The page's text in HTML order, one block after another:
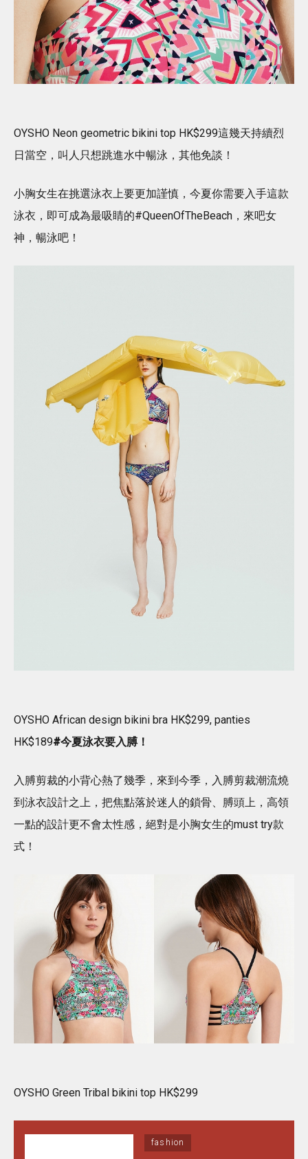
OYSHO Neon geometric bikini top HK$299這幾天持續烈
日當空，叫人只想跳進水中暢泳，其他免談！
小胸女生在挑選泳衣上要更加謹慎，今夏你需要入手這款
泳衣，即可成為最吸睛的#QueenOfTheBeach，來吧女
神，暢泳吧！
OYSHO African design bikini bra HK$299, panties
HK$189#今夏泳衣要入膊！
入膊剪裁的小背心熱了幾季，來到今季，入膊剪裁潮流燒
到泳衣設計之上，把焦點落於迷人的鎖骨、膊頭上，高領
一點的設計更不會太性感，絕對是小胸女生的must try款
式！
OYSHO Green Tribal bikini top HK$299
fashion